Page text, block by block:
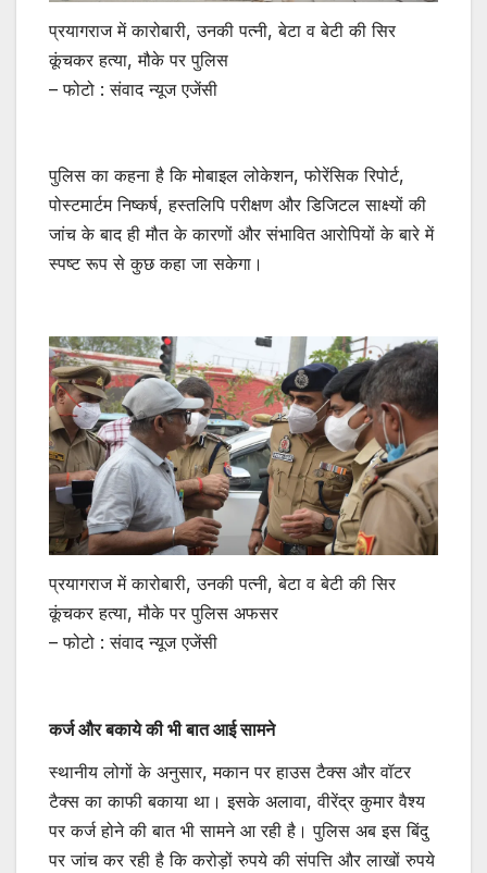
प्रयागराज में कारोबारी, उनकी पत्नी, बेटा व बेटी की सिर
कूंचकर हत्या, मौके पर पुलिस
– फोटो : संवाद न्यूज एजेंसी
पुलिस का कहना है कि मोबाइल लोकेशन, फोरेंसिक रिपोर्ट,
पोस्टमार्टम निष्कर्ष, हस्तलिपि परीक्षण और डिजिटल साक्ष्यों की
जांच के बाद ही मौत के कारणों और संभावित आरोपियों के बारे में
स्पष्ट रूप से कुछ कहा जा सकेगा।
प्रयागराज में कारोबारी, उनकी पत्नी, बेटा व बेटी की सिर
कूंचकर हत्या, मौके पर पुलिस अफसर
– फोटो : संवाद न्यूज एजेंसी
कर्ज और बकाये की भी बात आई सामने
स्थानीय लोगों के अनुसार, मकान पर हाउस टैक्स और वॉटर
टैक्स का काफी बकाया था। इसके अलावा, वीरेंद्र कुमार वैश्य
पर कर्ज होने की बात भी सामने आ रही है। पुलिस अब इस बिंदु
पर जांच कर रही है कि करोड़ों रुपये की संपत्ति और लाखों रुपये